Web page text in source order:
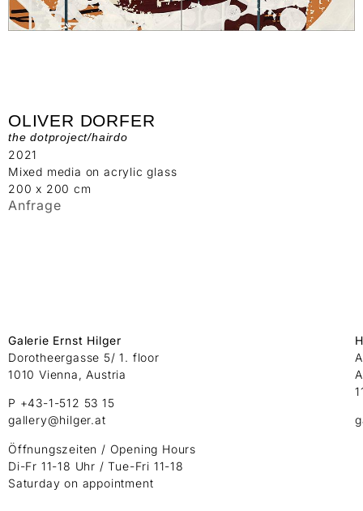
OLIVER DORFER
the dotproject/hairdo
2021
Mixed media on acrylic glass
200 x 200 cm
Anfrage
Galerie Ernst Hilger
Dorotheergasse 5/ 1. floor
1010 Vienna, Austria
P +43-1-512 53 15
gallery@hilger.at
Öffnungszeiten / Opening Hours
Di-Fr 11-18 Uhr / Tue-Fri 11-18
Saturday on appointment